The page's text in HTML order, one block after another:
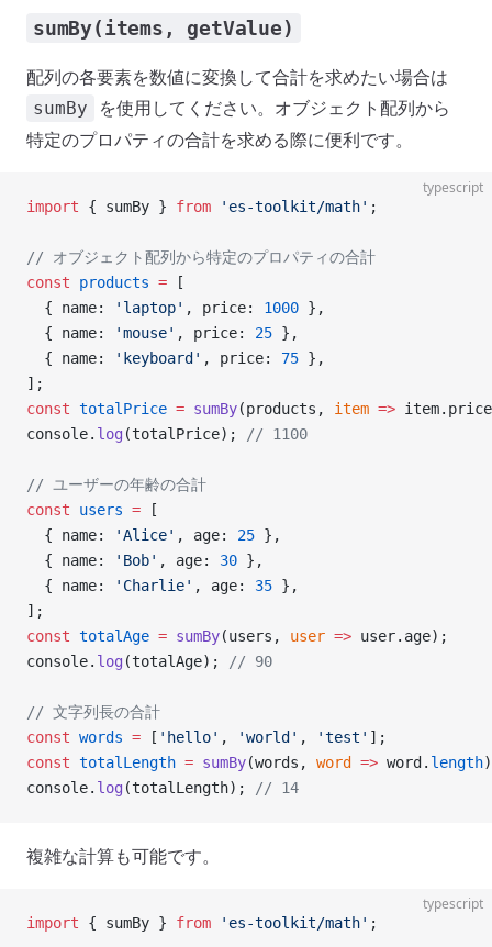
sumBy(items, getValue)
配列の各要素を数値に変換して合計を求めたい場合は
sumBy
を使用してください。オブジェクト配列から
特定のプロパティの合計を求める際に便利です。
typescript
import { sumBy } from 'es-toolkit/math' ;
// オブジェクト配列から特定のプロパティの合計
const products = [
  { name:
'laptop' , price: 1000 },
  { name:
'mouse' , price: 25 },
  { name:
'keyboard' , price: 75 },
];
const totalPrice = sumBy(products, item =>
console. log (totalPrice); // 1100
// ユーザーの年齢の合計
const users = [
  { name:
'Alice' , age: 25 },
  { name:
'Bob' , age: 30 },
  { name:
'Charlie' , age: 35 },
];
const totalAge = sumBy(users, user => user.age);
console. log (totalAge); // 90
// 文字列長の合計
const words = [ 'hello' , 'world' , 'test' ];
const totalLength = sumBy(words, word => word. length
console. log (totalLength); // 14
複雑な計算も可能です。
typescript
import { sumBy } from 'es-toolkit/math' ;